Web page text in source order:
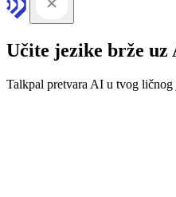
Učite jezike brže uz
Talkpal pretvara AI u tvog ličnog